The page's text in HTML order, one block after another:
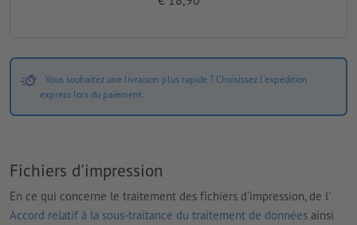
Vous souhaitez une livraison plus rapide ? Choisissez l'expédition
express lors du paiement.
Fichiers d'impression
En ce qui concerne le traitement des fichiers d'impression, de l'
Accord relatif à la sous-traitance du traitement de données ainsi